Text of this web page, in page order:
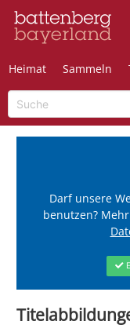
Heimat Sammeln
Darf unsere
benutzen?